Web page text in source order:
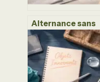
Alternance sans
bac : comment
accéder aux
métiers qui
recrutent sans
diplôme